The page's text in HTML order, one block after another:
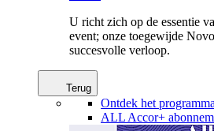
U richt zich op de essentie
event; onze toegewijde
succesvolle verloop.
Terug
Ontdek het programma
ALL Accor+